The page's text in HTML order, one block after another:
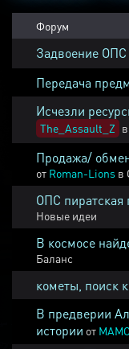
Форум
Задвоение ОПС
Передача
Исчезли
The_Assault_Z в
Продажа/
от Roman-Lions в
ОПС пиратская
Новые идеи
В космосе
Баланс
кометы, поиск
В предверии
истории от